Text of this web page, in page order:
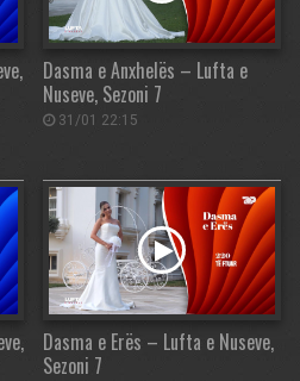
Dasma e Anxhelës – Lufta e
Nuseve, Sezoni 7
31/01 22:15
Dasma e Erës – Lufta e Nuseve,
Sezoni 7